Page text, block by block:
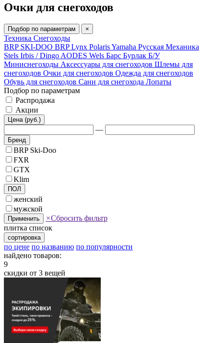
Очки для снегоходов
Подбор по параметрам ×
Техника Снегоходы
BRP SKI-DOO BRP Lynx PolarisYamaha Русская Механика
Stels Irbis / Dingo AODES Wels Барс Бурлак Б/У
Миниснегоходы Аксессуары для снегоходов Шлемы для
снегоходов Очки для снегоходов Одежда для снегоходов
Обувь для снегоходов Сани для снегохода Лопаты
Подбор по параметрам
Распродажа
Акции
Цена (руб.)
—
Бренд
BRP Ski-Doo
FXR
GTX
Klim
ПОЛ
женский
мужской
Применить ×Сбросить фильтр
плитка список
сортировка
по цене по названию по популярности
найдено товаров:
9
скидки от 3 вещей